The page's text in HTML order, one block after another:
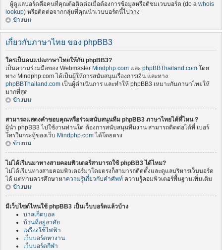
ผู้ดูแลบอร์ดคือคนที่คุณต้อติดต่อเมื่อต้องการข้อมูลหรือติชมเวบบอร์ด (do a whois
lookup) หรือติดต่อจากกลุ่มที่คุณนำเวบบอร์ดนี้ไปวาง
ข้างบน
เกี่ยวกับภาษาไทย ของ phpBB3
ใครเป็นคนแปลภาษาไทยให้กับ phpBB3?
เป็นความร่วมมือของ Webmaster Mindphp.com และ phpBBThailand.com โดย
ทาง Mindphp.com ได้เป็นผู้ให้การสนับสนุนเรื่องการเงิน และทาง
phpBBThailand.com เป็นผู้ดำเนินการ และทำให้ phpBB3 เหมาะกับภาษาไทยให้
มากที่สุด
ข้างบน
สามารถแสดงคำขอบคุณหรือร่วมสนับสนุนทีม phpBB3 ภาษาไทยได้ที่ไหน ?
ผู้นำ phpBB3 ไปใช้งานท่านใด ต้องการสนับสนุนทีมงาน สามารถติดต่อได้ที่ เบอร์
โทรในกระทู้ของเว็บ Mindphp.com ได้โดยตรง
ข้างบน
ไม่ได้เรียนมาทางสายคอมพิวเตอร์สามารถใช้ phpBB3 ได้ไหม?
ไม่ได้เรียนทางสายคอมพิวเตอร์มาโดยตรงก็สามารถติดตั้งและดูแลบริหารเว็บบอร์ด
ได้ แต่ท่านควรศึกษาหาความรู้เกี่ยวกับคำศัพท์ ความรู้คอมพิวเตอร์พื้นฐานเพิ่มเติม
ข้างบน
มีเว็บไซต์ไหนใช้ phpBB3 เป็นเว็บบอร์ดแล้วบ้าง
บาลเก็ตบอล
บ้านที่อยู่อาศัย
เครื่องใช้ไฟฟ้า
เว็บบอร์ดหางาน
เว็บบอร์ดกีฬา